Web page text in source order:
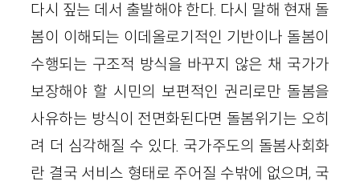
다시 짚는 데서 출발해야 한다. 다시 말해 현재 돌
봄이 이해되는 이데올로기적인 기반이나 돌봄이
수행되는 구조적 방식을 바꾸지 않은 채 국가가
보장해야 할 시민의 보편적인 권리로만 돌봄을
사유하는 방식이 전면화된다면 돌봄위기는 오히
려 더 심각해질 수 있다. 국가주도의 돌봄사회화
란 결국 서비스 형태로 주어질 수밖에 없으며, 국